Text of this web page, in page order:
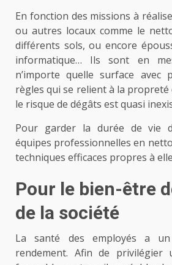
En fonction des missions à
ou autres locaux comme le
différents sols, ou encore
informatique… Ils sont en
n’importe quelle surface avec
règles qui se relient à la propreté
le risque de dégâts est quasi
Pour garder la durée de vie
équipes professionnelles en
techniques efficaces propres à
Pour le bien-être
de la société
La santé des employés a
rendement. Afin de privilégier